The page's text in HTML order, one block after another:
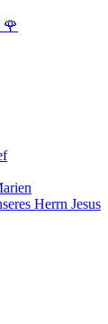
🌹
Herrn Jesus